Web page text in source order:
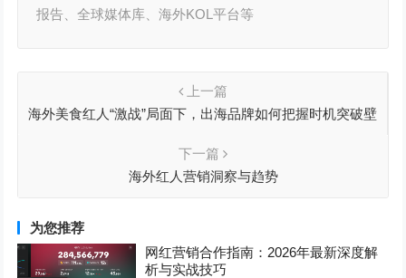
报告、全球媒体库、海外KOL平台等
上一篇
海外美食红人“激战”局面下，出海品牌如何把握时机突破壁
下一篇
海外红人营销洞察与趋势
为您推荐
网红营销合作指南：2026年最新深度解
析与实战技巧